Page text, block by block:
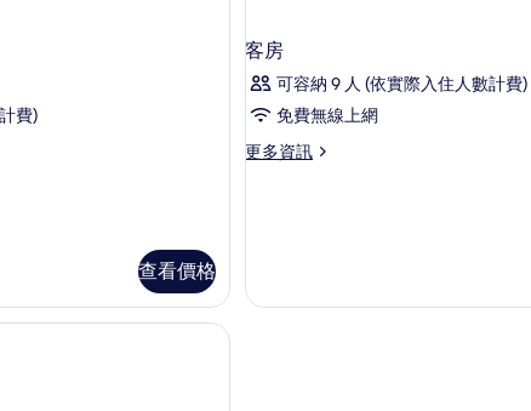
費)
查看價格
客房
可容納 9 人 (依實際入住人數計費)
免費無線上網
更多資訊
更